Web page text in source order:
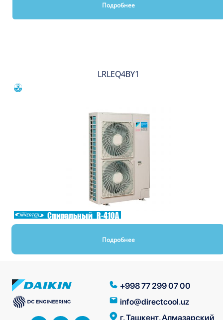
Подробнее
LRLEQ4BY1
Спиральный R-410A
Подробнее
+998 77 299 07 00
info@directcool.uz
г. Ташкент, Алмазарский